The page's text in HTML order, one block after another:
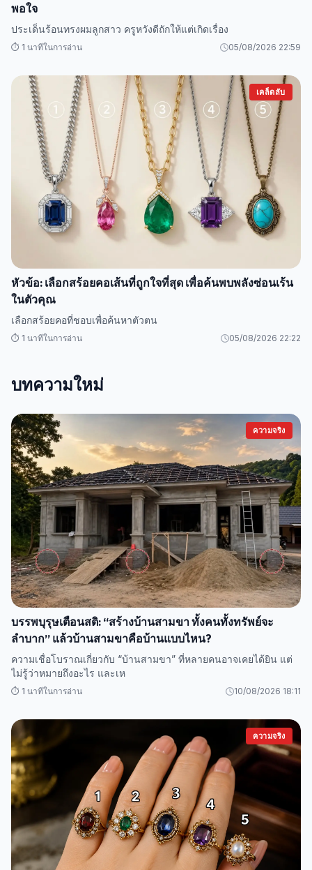
พอใจ
ประเด็นร้อนทรงผมลูกสาว ครูหวังดีถักให้แต่เกิดเรื่อง
⏱️ 1 นาทีในการอ่าน 05/08/2026 22:59
เคล็ดลับ
หัวข้อ: เลือกสร้อยคอเส้นที่ถูกใจที่สุด เพื่อค้นพบพลังซ่อนเร้น
ในตัวคุณ
เลือกสร้อยคอที่ชอบเพื่อค้นหาตัวตน
⏱️ 1 นาทีในการอ่าน 05/08/2026 22:22
บทความใหม่
ความจริง
บรรพบุรุษเตือนสติ: “สร้างบ้านสามขา ทั้งคนทั้งทรัพย์จะ
ลำบาก” แล้วบ้านสามขาคือบ้านแบบไหน?
ความเชื่อโบราณเกี่ยวกับ “บ้านสามขา” ที่หลายคนอาจเคยได้ยิน แต่
ไม่รู้ว่าหมายถึงอะไร และเห
⏱️ 1 นาทีในการอ่าน 10/08/2026 18:11
ความจริง